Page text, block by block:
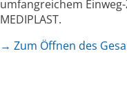
umfangreichem
MEDIPLAST.
→ Zum Öffnen des